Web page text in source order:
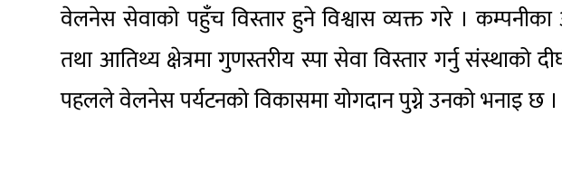
वेलनेस सेवाको पहुँच विस्तार हुने विश्वास व्यक्त गरे ।
तथा आतिथ्य क्षेत्रमा गुणस्तरीय स्पा सेवा विस्तार गर्नु संस्थाको
पहलले वेलनेस पर्यटनको विकासमा योगदान पुग्ने उनको भनाइ छ ।